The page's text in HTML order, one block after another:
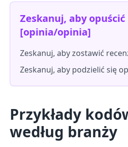
Zeskanuj, aby opuścić
[opinia/opinia]
Zeskanuj, aby zostawić
Zeskanuj, aby podzielić się
Przykłady
według branży